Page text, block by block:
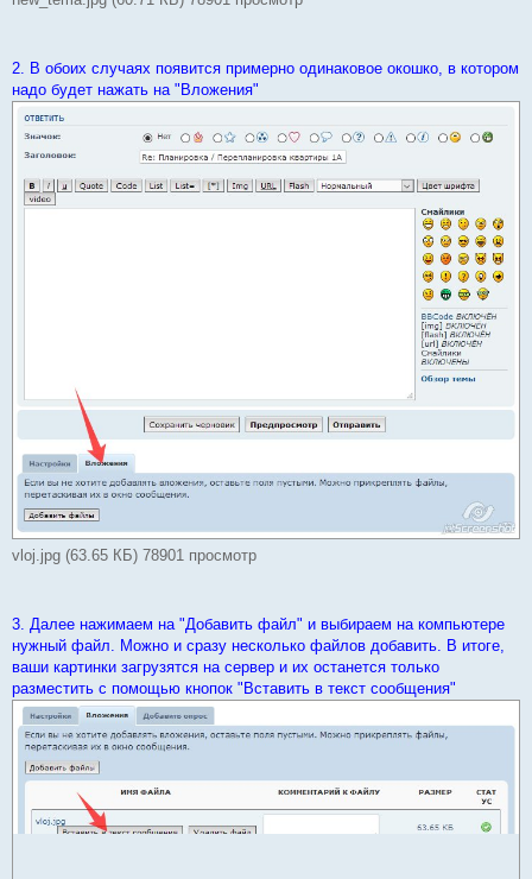
2. В обоих случаях появится примерно одинаковое окошко, в котором
надо будет нажать на "Вложения"
vloj.jpg (63.65 КБ) 78901 просмотр
3. Далее нажимаем на "Добавить файл" и выбираем на компьютере
нужный файл. Можно и сразу несколько файлов добавить. В итоге,
ваши картинки загрузятся на сервер и их останется только
разместить с помощью кнопок "Вставить в текст сообщения"